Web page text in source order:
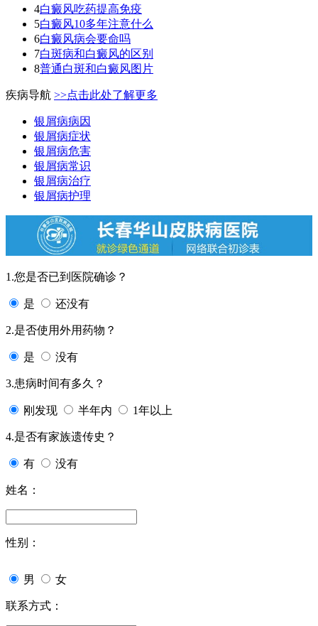
4白癜风吃药提高免疫
5白癜风10多年注意什么
6白癜风病会要命吗
7白斑病和白癜风的区别
8普通白斑和白癜风图片
疾病导航 >>点击此处了解更多
银屑病病因
银屑病症状
银屑病危害
银屑病常识
银屑病治疗
银屑病护理
1.您是否已到医院确诊？
是 还没有
2.是否使用外用药物？
是 没有
3.患病时间有多久？
刚发现 半年内 1年以上
4.是否有家族遗传史？
有 没有
姓名：
性别：
男 女
联系方式：